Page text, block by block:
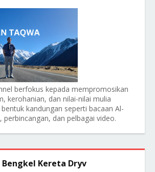
berfokus kepada mempromosikan
kerohanian, dan nilai-nilai mulia
kandungan seperti bacaan Al-
perbincangan, dan pelbagai video.
Bengkel Kereta Dryv